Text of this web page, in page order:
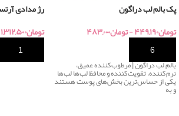
پک بالم لب دراگون
تومان۴۴۹,۱۹۰-تومان۴۸۳,۰۰۰
خرید
بالم لب دراگون | مرطوب‌کننده عمیق،
نرم‌کننده، تقویت‌کننده و محافظ لب‌ها لب‌ها
یکی از حساس‌ترین بخش‌های پوست هستند
و به
رژ مدادی
تومان۱,۳۱۲,۵۰۰
خرید